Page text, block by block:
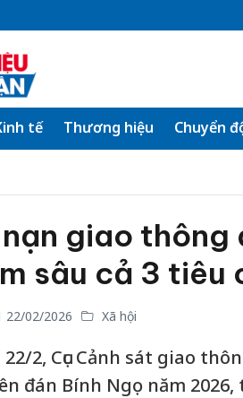
tế Thương hiệu Chuyển
giao
sâu cả 3 tiêu
22/02/2026 Xã hội
22/2, Cục Cảnh sát giao
đán Bính Ngọ năm 2026,